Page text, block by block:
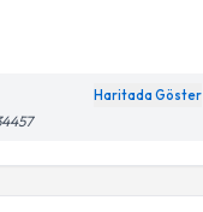
Haritada Göster